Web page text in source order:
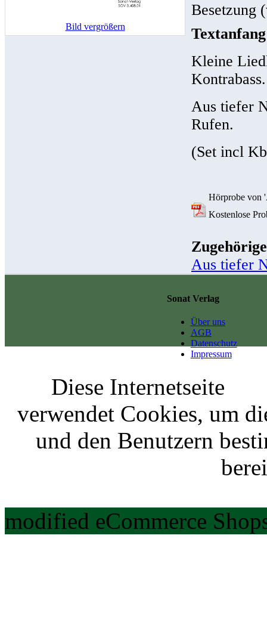
Bild vergrößern
Besetzung
Kleine
Kontrabass.
Aus tiefer
Rufen.
(Set incl
Hörprobe von
Kostenlose
Aus tiefer
Sonat Verlag
Über uns
AGB
Datenschutz
Impressum
Diese Internetseite
verwendet Cookies, um
und den Benutzern
modified eCommerce